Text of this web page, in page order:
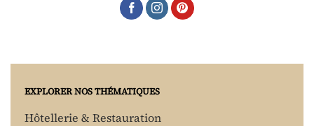
EXPLORER NOS THÉMATIQUES
Hôtellerie & Restauration